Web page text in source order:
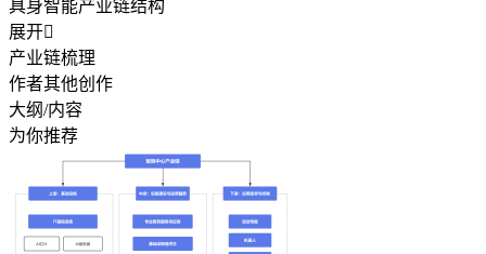
具身智能产业链结构
展开
产业链梳理
作者其他创作
大纲/内容
为你推荐